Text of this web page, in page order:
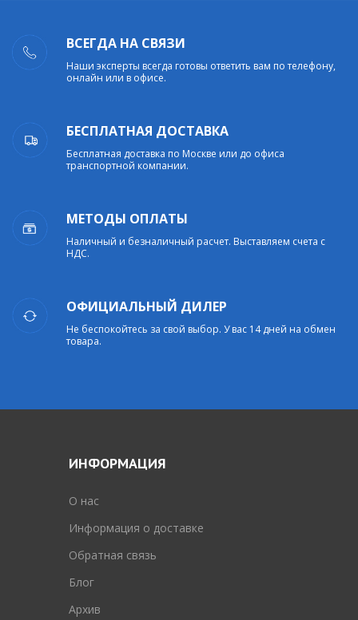
ВСЕГДА НА СВЯЗИ
Наши эксперты всегда готовы ответить вам по телефону,
онлайн или в офисе.
БЕСПЛАТНАЯ ДОСТАВКА
Бесплатная доставка по Москве или до офиса
транспортной компании.
МЕТОДЫ ОПЛАТЫ
Наличный и безналичный расчет. Выставляем счета с
НДС.
ОФИЦИАЛЬНЫЙ ДИЛЕР
Не беспокойтесь за свой выбор. У вас 14 дней на обмен
товара.
ИНФОРМАЦИЯ
O нас
Информация о доставке
Обратная связь
Блог
Архив